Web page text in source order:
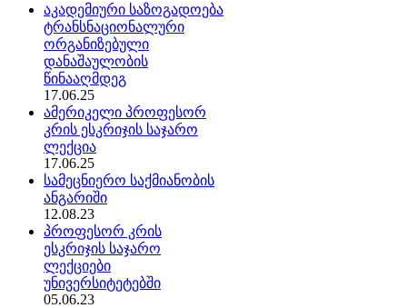
აკადემიური საზოგადოება
ტრანსნაციონალური
ორგანიზებული
დანაშაულობის
წინააღმდეგ
17.06.25
ამერიკელი პროფესორ
კრის ესკრიჯის საჯარო
ლექცია
17.06.25
სამეცნიერო საქმიანობის
ანგარიში
12.08.23
პროფესორ კრის
ესკრიჯის საჯარო
ლექციები
უნივერსიტეტებში
05.06.23